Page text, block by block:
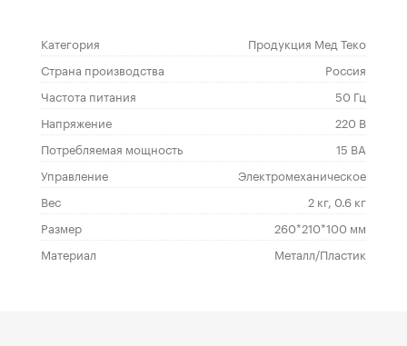
Категория
Продукция Мед Теко
Страна производства
Россия
Частота питания
50 Гц
Напряжение
220 В
Потребляемая мощность
15 ВА
Управление
Электромеханическое
Вес
2 кг, 0.6 кг
Размер
260*210*100 мм
Материал
Металл/Пластик